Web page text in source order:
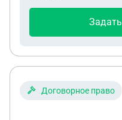
Договорное право